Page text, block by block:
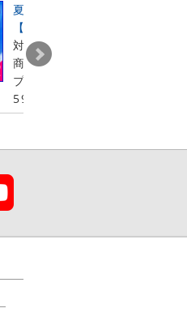
夏の受験生 徹底応援キャンペ
【第2弾】
対象クーポン利用でLECオン
商品券最大9千円分（1年間有
プレゼント◆8月31日（月）
59 まで！